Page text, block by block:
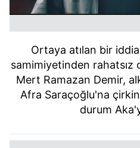
Ortaya atılan bir
samimiyetinden rahatsız
Mert Ramazan Demir,
Afra Saraçoğlu'na
durum